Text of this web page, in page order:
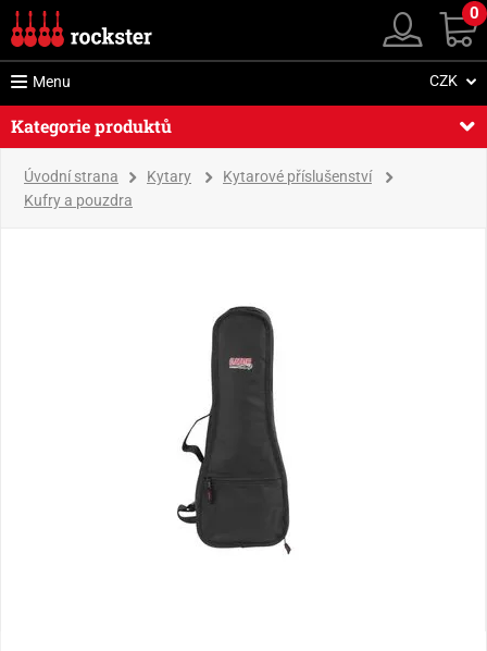
0
Menu CZK
Kategorie produktů
Úvodní strana Kytary
Kytarové příslušenství
Kufry a pouzdra